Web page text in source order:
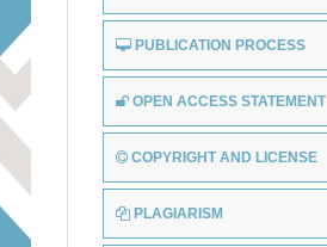
PUBLICATION PROCESS
OPEN ACCESS STATEMENT
COPYRIGHT AND LICENSE
PLAGIARISM